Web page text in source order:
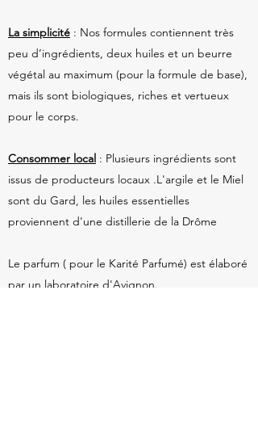
La simplicité : Nos formules contiennent très
peu d’ingrédients, deux huiles et un beurre
végétal au maximum (pour la formule de base),
mais ils sont biologiques, riches et vertueux
pour le corps.
Consommer local : Plusieurs ingrédients sont
issus de producteurs locaux .L'argile et le Miel
sont du Gard, les huiles essentielles
proviennent d'une distillerie de la Drôme
Le parfum ( pour le Karité Parfumé) est élaboré
par un laboratoire d'Avignon.